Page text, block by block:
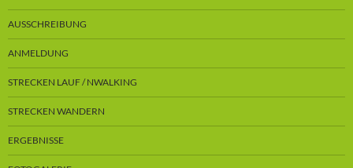
AUSSCHREIBUNG
ANMELDUNG
STRECKEN LAUF / NWALKING
STRECKEN WANDERN
ERGEBNISSE